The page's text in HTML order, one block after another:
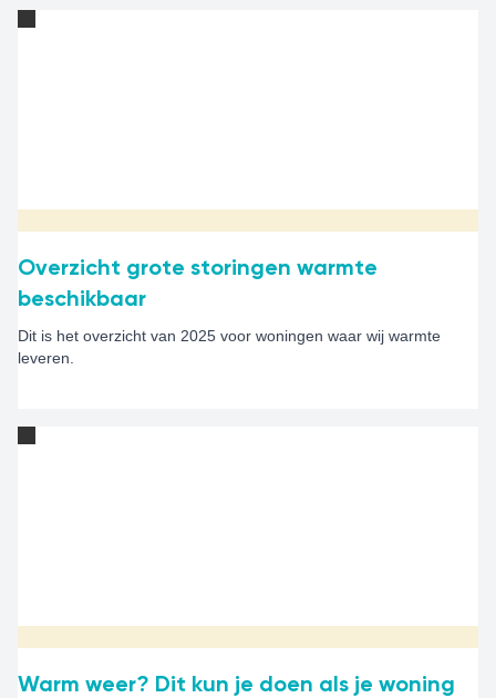
Overzicht grote storingen warmte
beschikbaar
Dit is het overzicht van 2025 voor woningen waar wij warmte
leveren.
Warm weer? Dit kun je doen als je woning